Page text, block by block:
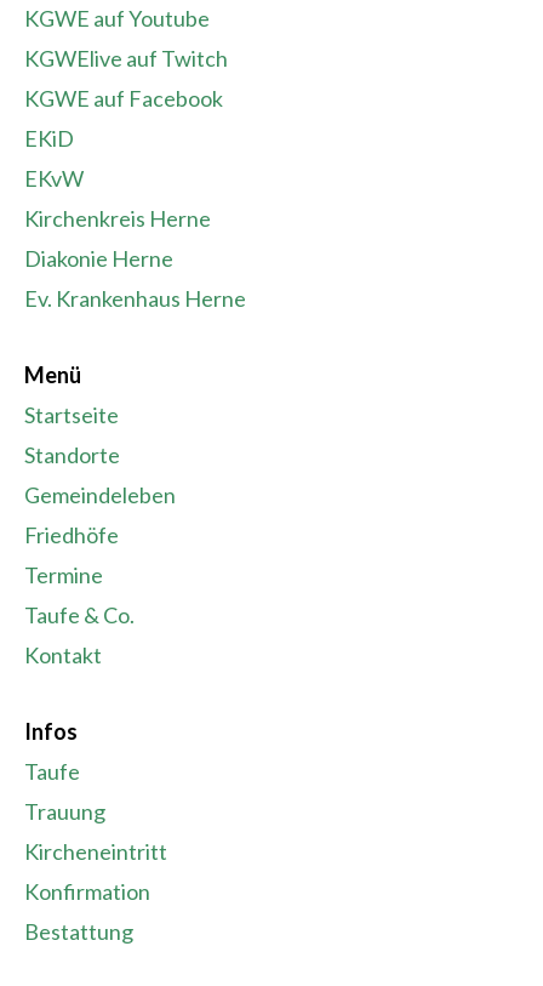
KGWE auf Youtube
KGWElive auf Twitch
KGWE auf Facebook
EKiD
EKvW
Kirchenkreis Herne
Diakonie Herne
Ev. Krankenhaus Herne
Menü
Startseite
Standorte
Gemeindeleben
Friedhöfe
Termine
Taufe & Co.
Kontakt
Infos
Taufe
Trauung
Kircheneintritt
Konfirmation
Bestattung